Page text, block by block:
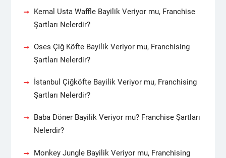
Kemal Usta Waffle Bayilik Veriyor mu, Franchise
Şartları Nelerdir?
Oses Çiğ Köfte Bayilik Veriyor mu, Franchising
Şartları Nelerdir?
İstanbul Çiğköfte Bayilik Veriyor mu, Franchising
Şartları Nelerdir?
Baba Döner Bayilik Veriyor mu? Franchise Şartları
Nelerdir?
Monkey Jungle Bayilik Veriyor mu, Franchising